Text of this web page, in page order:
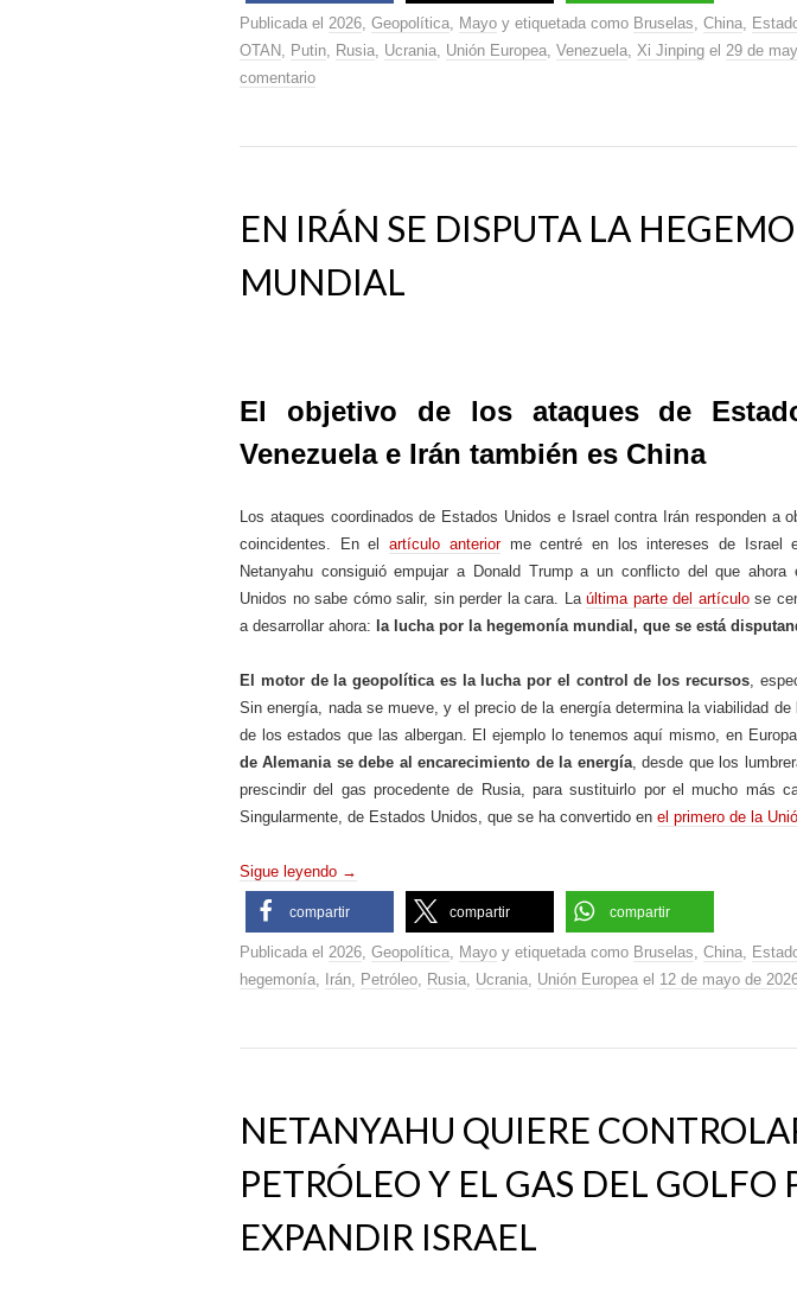
Publicada el 2026, Geopolítica, Mayo y etiquetada como Bruselas, China,
OTAN, Putin, Rusia, Ucrania, Unión Europea, Venezuela, Xi Jinping el 29 de
comentario
EN IRÁN SE DISPUTA LA
MUNDIAL
El objetivo de los ataques de
Venezuela e Irán también es China
Los ataques coordinados de Estados Unidos e Israel contra Irán responden a
coincidentes. En elartículo anteriorme centré en los intereses de Israel
Netanyahu consiguió empujar a Donald Trump a un conflicto del que ahora
Unidos no sabe cómo salir, sin perder la cara. La última parte del artículose
a desarrollar ahora: la lucha por la hegemonía mundial, que se está
El motor de la geopolítica es la lucha por el control de los recursos,
Sin energía, nada se mueve, y el precio de la energía determina la viabilidad de
de los estados que las albergan. El ejemplo lo tenemos aquí mismo, en
de Alemania se debe al encarecimiento de la energía, desde que los
prescindir del gas procedente de Rusia, para sustituirlo por el mucho más
Singularmente, de Estados Unidos, que se ha convertido en el primero de la
Sigue leyendo →
compartir compartir compartir
Publicada el 2026, Geopolítica, Mayo y etiquetada como Bruselas, China,
hegemonía, Irán, Petróleo, Rusia, Ucrania, Unión Europea el 12 de mayo de
NETANYAHU QUIERE
PETRÓLEO Y EL GAS DEL GOLFO
EXPANDIR ISRAEL